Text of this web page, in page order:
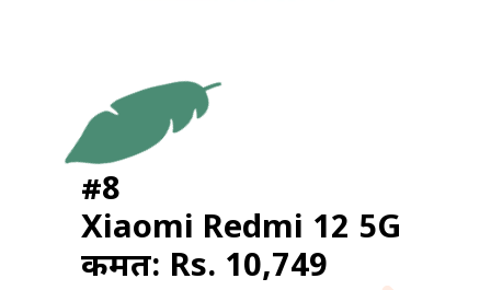
#8
Xiaomi Redmi 12 5G
कीमत: Rs. 10,749